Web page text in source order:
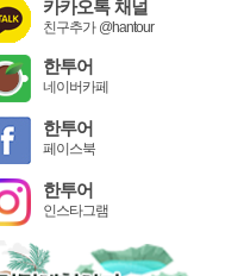
카카오톡 채널
친구추가 @hantour
한투어
네이버카페
한투어
페이스북
한투어
인스타그램